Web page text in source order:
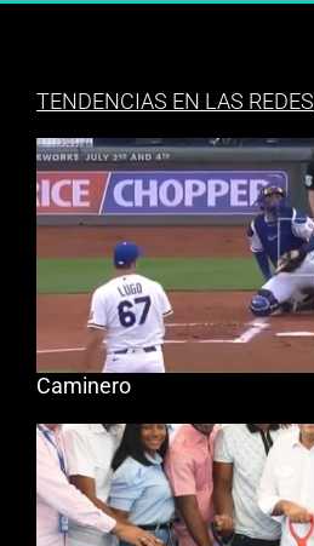
TENDENCIAS EN LAS REDES
Caminero